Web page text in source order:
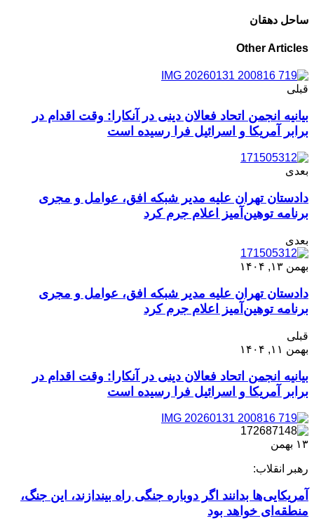
ساحل دهقان
Other Articles
قبلی
بیانیه انجمن اتحاد فعالان دینی در آنکارا: وقت اقدام در
برابر آمریکا و اسرائیل فرا رسیده است
بعدی
دادستان تهران علیه مدیر شبکه افق، عوامل و مجری
برنامه توهین‌آمیز اعلام جرم کرد
بعدی
بهمن ۱۳, ۱۴۰۴
دادستان تهران علیه مدیر شبکه افق، عوامل و مجری
برنامه توهین‌آمیز اعلام جرم کرد
قبلی
بهمن ۱۱, ۱۴۰۴
بیانیه انجمن اتحاد فعالان دینی در آنکارا: وقت اقدام در
برابر آمریکا و اسرائیل فرا رسیده است
۱۳ بهمن
رهبر انقلاب:
آمریکایی‌ها بدانند اگر دوباره جنگی راه بیندازند، این جنگ،
منطقه‌ای خواهد بود